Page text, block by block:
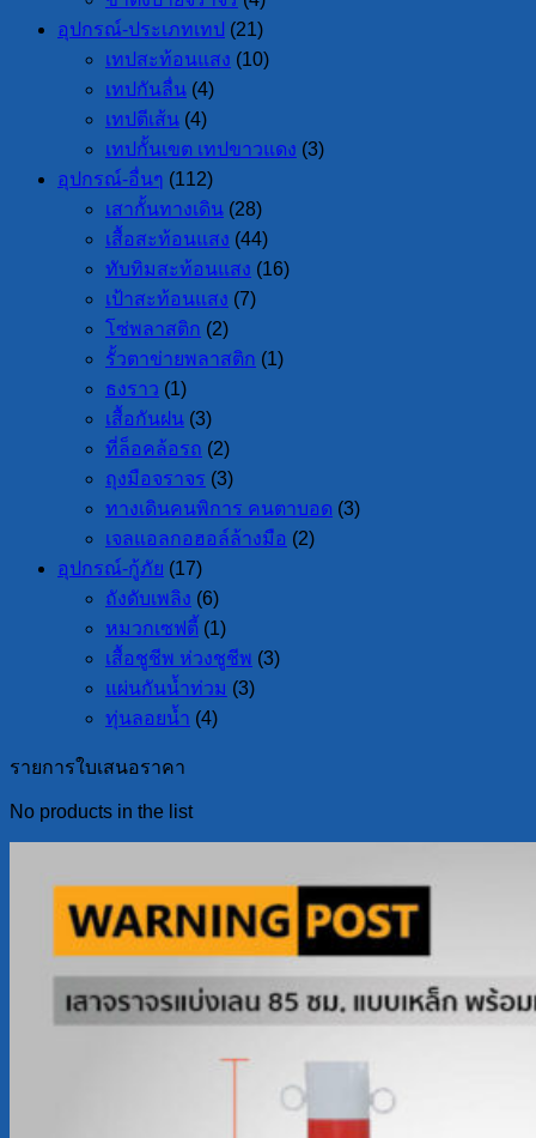
อุปกรณ์-ประเภทเทป
(21)
เทปสะท้อนแสง (10)
เทปกันลื่น (4)
เทปตีเส้น (4)
เทปกั้นเขต เทปขาวแดง (3)
อุปกรณ์-อื่นๆ (112)
เสากั้นทางเดิน (28)
เสื้อสะท้อนแสง (44)
ทับทิมสะท้อนแสง (16)
เป้าสะท้อนแสง (7)
โซ่พลาสติก (2)
รั้วตาข่ายพลาสติก (1)
ธงราว (1)
เสื้อกันฝน (3)
ที่ล็อคล้อรถ (2)
ถุงมือจราจร (3)
ทางเดินคนพิการ คนตาบอด (3)
เจลแอลกอฮอล์ล้างมือ (2)
อุปกรณ์-กู้ภัย (17)
ถังดับเพลิง (6)
หมวกเซฟตี้ (1)
เสื้อชูชีพ ห่วงชูชีพ (3)
แผ่นกันน้ำท่วม (3)
ทุ่นลอยน้ำ (4)
รายการใบเสนอราคา
No products in the list